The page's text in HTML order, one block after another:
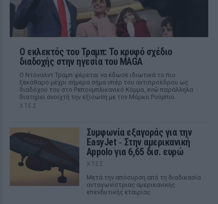
Ο εκλεκτός του Τραμπ: Το κρυφό σχέδιο
διαδοχής στην ηγεσία του MAGA
Ο Ντόναλντ Τραμπ φέρεται να έδωσε ιδιωτικά το πιο
ξεκάθαρο μέχρι σήμερα σήμα υπέρ του αντιπροέδρου ως
διαδόχου του στο Ρεπουμπλικανικό Κόμμα, ενώ παράλληλα
διατηρεί ανοιχτή την εξίσωση με τον Μάρκο Ρούμπιο.
ΧΤΕΣ
Συμφωνία εξαγοράς για την
EasyJet ‑ Στην αμερικανική
Appolo για 6,65 δισ. ευρώ
ΧΤΕΣ
Μετά την απόσυρση από τη διαδικασία
ανταγωνίστριας αμερικανικής
επενδυτικής εταιρίας